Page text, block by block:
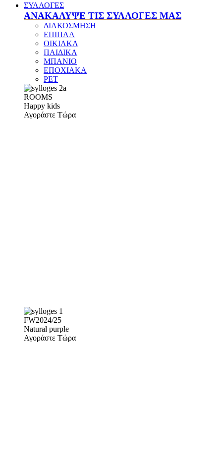
ΣΥΛΛΟΓΕΣ
ΑΝΑΚΑΛΥΨΕ ΤΙΣ ΣΥΛΛΟΓΕΣ ΜΑΣ
ΔΙΑΚΟΣΜΗΣΗ
ΕΠΙΠΛΑ
ΟΙΚΙΑΚΑ
ΠΑΙΔΙΚΑ
ΜΠΑΝΙΟ
ΕΠΟΧΙΑΚΑ
PET
ROOMS
Happy kids
Αγοράστε Τώρα
FW2024/25
Natural purple
Αγοράστε Τώρα